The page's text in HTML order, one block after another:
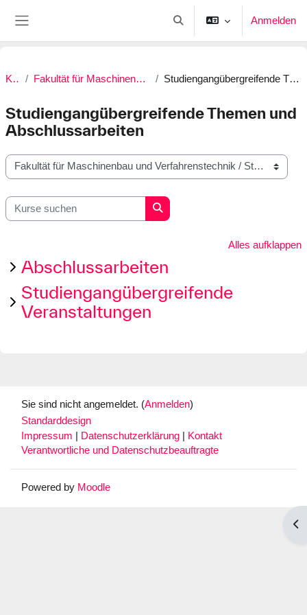
Sucheingabe umschalten
Anmelden
Kurse Fakultät für Maschinenbau und Verfahrenstechnik Studiengangübergreifende Themen und Abschlussarbeiten
Studiengangübergreifende Themen und
Abschlussarbeiten
Kursbereiche
Kurse suchen
Kurse suchen
Alles aufklappen
Abschlussarbeiten
Studiengangübergreifende
Veranstaltungen
Sie sind nicht angemeldet. (Anmelden)
Standarddesign
Impressum
Datenschutzerklärung
Kontakt
Verantwortliche und Datenschutzbeauftragte
Powered by Moodle